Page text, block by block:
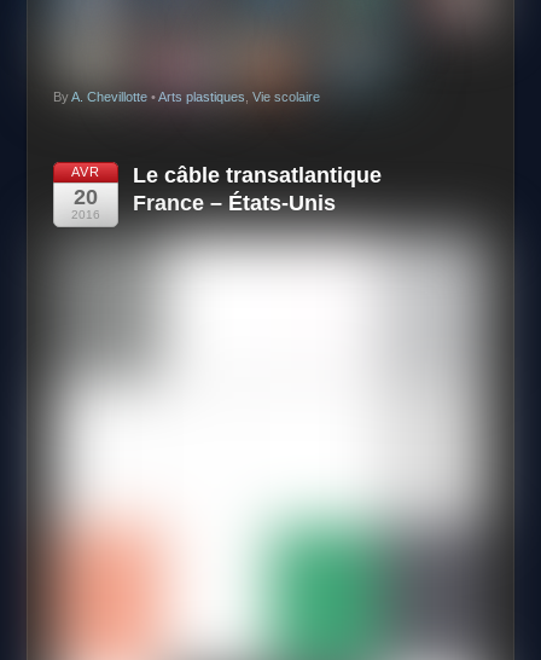
ByA. Chevillotte• Arts plastiques Vie scolaire
AVR
20
2016
Le câble transatlantique
France – États-Unis